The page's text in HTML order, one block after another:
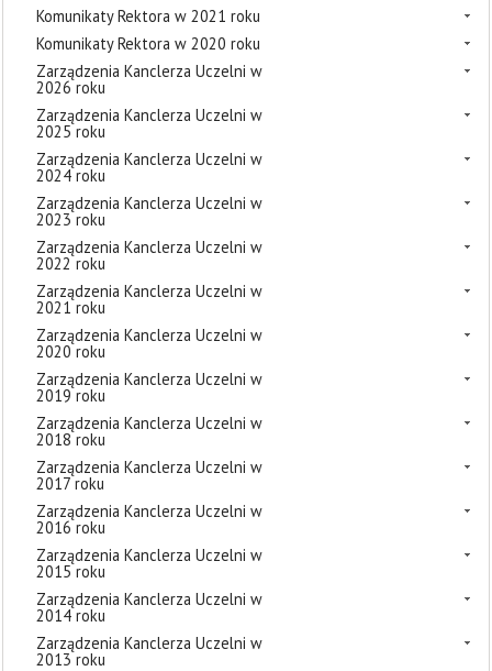
Komunikaty Rektora w 2021 roku
Komunikaty Rektora w 2020 roku
Zarządzenia Kanclerza Uczelni w
2026 roku
Zarządzenia Kanclerza Uczelni w
2025 roku
Zarządzenia Kanclerza Uczelni w
2024 roku
Zarządzenia Kanclerza Uczelni w
2023 roku
Zarządzenia Kanclerza Uczelni w
2022 roku
Zarządzenia Kanclerza Uczelni w
2021 roku
Zarządzenia Kanclerza Uczelni w
2020 roku
Zarządzenia Kanclerza Uczelni w
2019 roku
Zarządzenia Kanclerza Uczelni w
2018 roku
Zarządzenia Kanclerza Uczelni w
2017 roku
Zarządzenia Kanclerza Uczelni w
2016 roku
Zarządzenia Kanclerza Uczelni w
2015 roku
Zarządzenia Kanclerza Uczelni w
2014 roku
Zarządzenia Kanclerza Uczelni w
2013 roku